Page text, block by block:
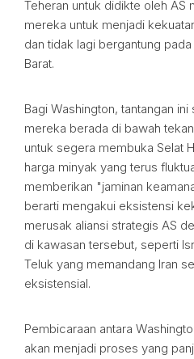
Teheran untuk didikte oleh AS
mereka untuk menjadi
dan tidak lagi bergantung
Barat.
Bagi Washington, tantangan
mereka berada di bawah
untuk segera membuka Selat
harga minyak yang terus
memberikan "jaminan
berarti mengakui eksistensi
merusak aliansi strategis AS
di kawasan tersebut, seperti
Teluk yang memandang Iran
eksistensial.
Pembicaraan antara
akan menjadi proses yang